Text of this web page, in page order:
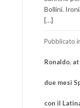
Bollini.
[…]
Pubblicato
Ronaldo,
due mesi
con il